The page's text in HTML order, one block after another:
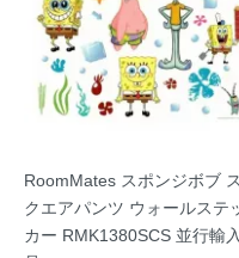
RoomMates スポンジボブ ス
クエアパンツ ウォールステ
カー RMK1380SCS 並行輸入